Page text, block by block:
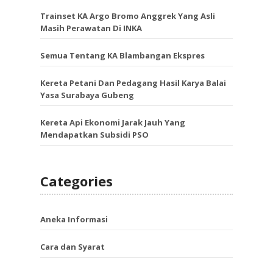
Trainset KA Argo Bromo Anggrek Yang Asli
Masih Perawatan Di INKA
Semua Tentang KA Blambangan Ekspres
Kereta Petani Dan Pedagang Hasil Karya Balai
Yasa Surabaya Gubeng
Kereta Api Ekonomi Jarak Jauh Yang
Mendapatkan Subsidi PSO
Categories
Aneka Informasi
Cara dan Syarat